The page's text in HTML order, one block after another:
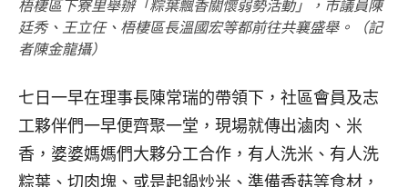
梧棲區下寮里舉辦「粽葉飄香關懷弱勢活動」，市議員陳
廷秀、王立任、梧棲區長溫國宏等都前往共襄盛舉。（記
者陳金龍攝）
七日一早在理事長陳常瑞的帶領下，社區會員及志
工夥伴們一早便齊聚一堂，現場就傳出滷肉、米
香，婆婆媽媽們大夥分工合作，有人洗米、有人洗
粽葉、切肉塊、或是起鍋炒米、準備香菇等食材，